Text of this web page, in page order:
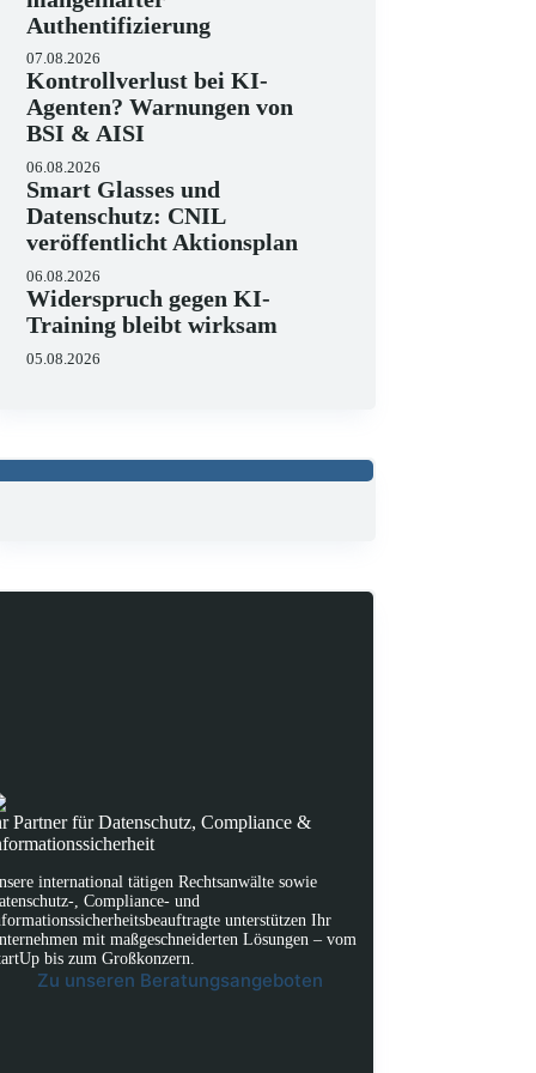
Authentifizierung
07.08.2026
Kontrollverlust bei KI-
Agenten? Warnungen von
BSI & AISI
06.08.2026
Smart Glasses und
Datenschutz: CNIL
veröffentlicht Aktionsplan
06.08.2026
Widerspruch gegen KI-
Training bleibt wirksam
05.08.2026
Partner für Datenschutz, Compliance &
international tätigen Rechtsanwälte sowie
, Compliance- und
unterstützen Ihr
mit maßgeschneiderten Lösungen – vom
bis zum Großkonzern.
Zu unseren Beratungsangeboten